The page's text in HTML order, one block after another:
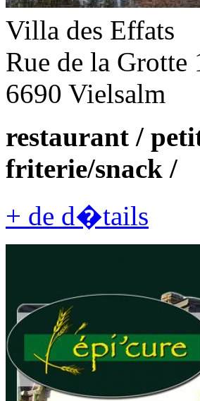
Villa des Effats
Rue de la Grotte
6690 Vielsalm
restaurant /
friterie/snack /
+ de d�tails